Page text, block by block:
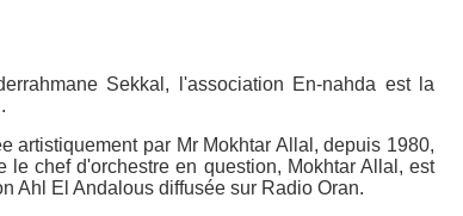
Sekkal, l'association En-nahda est la
artistiquement par Mr Mokhtar Allal, depuis 1980,
le chef d'orchestre en question, Mokhtar Allal, est
Ahl El Andalous diffusée sur Radio Oran.